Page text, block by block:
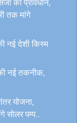
का प्रावधान,
तक मांगे
नई देशी किस्म
नई तकनीक,
योजना,
पम्प..